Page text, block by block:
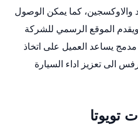
والاوكسجين، كما يمكن الوصول
الموقع الرسمي للشركة
يساعد العميل على اتخاذ
الى تعزيز اداء السيارة
تويوتا